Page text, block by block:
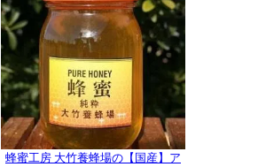
蜂蜜工房 大竹養蜂場の【国産】ア